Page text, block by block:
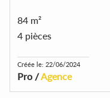
84 m²
4 pièces
Créée le: 22/06/2024
Pro /Agence